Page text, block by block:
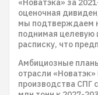
оценочная
мы подтверждаем
поднимая целевую
расписку, что
Амбициозные
отрасли
производства СПГ